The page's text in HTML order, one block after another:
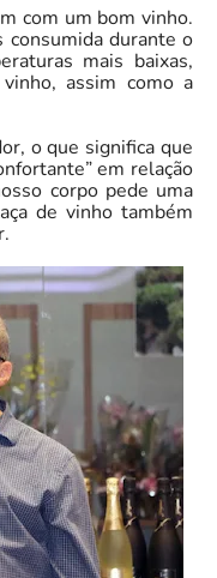
com um bom vinho.
consumida durante o
mais baixas,
assim como a
o que significa que
em relação
corpo pede uma
de vinho também